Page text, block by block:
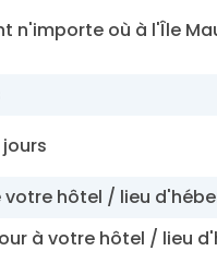
n'importe où à l'Île
votre hôtel / lieu
à votre hôtel / lieu